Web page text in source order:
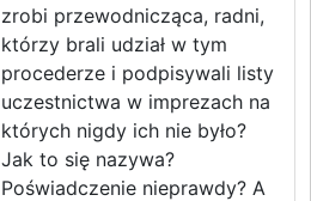
zrobi przewodnicząca, radni,
którzy brali udział w tym
procederze i podpisywali listy
uczestnictwa w imprezach na
których nigdy ich nie było?
Jak to się nazywa?
Poświadczenie nieprawdy? A